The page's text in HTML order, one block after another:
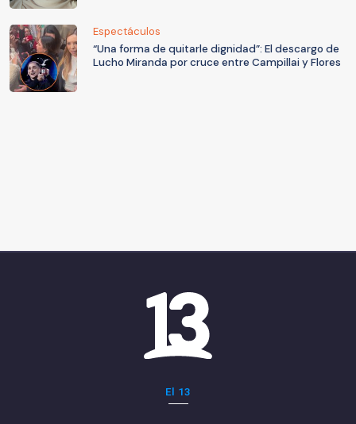
Espectáculos
“Una forma de quitarle dignidad”: El descargo de
Lucho Miranda por cruce entre Campillai y Flores
El 13